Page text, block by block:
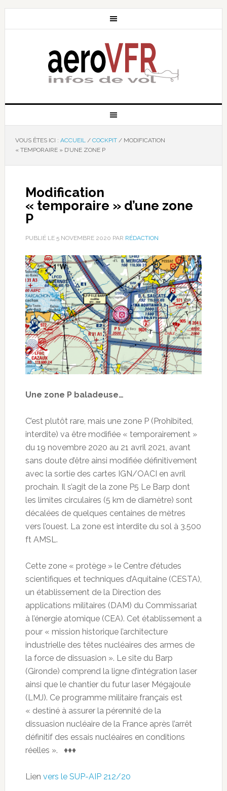
VOUS ÊTES ICI : ACCUEIL / COCKPIT /MODIFICATION
« TEMPORAIRE » D’UNE ZONE P
Modification
« temporaire » d’une zone
P
PUBLIÉ LE 5 NOVEMBRE 2020 PAR RÉDACTION
Une zone P baladeuse…
C’est plutôt rare, mais une zone P (Prohibited,
interdite) va être modifiée « temporairement »
du 19 novembre 2020 au 21 avril 2021, avant
sans doute d’être ainsi modifiée définitivement
avec la sortie des cartes IGN/OACI en avril
prochain. Il s’agit de la zone P5 Le Barp dont
les limites circulaires (5 km de diamètre) sont
décalées de quelques centaines de mètres
vers l’ouest. La zone est interdite du sol à 3.500
ft AMSL.
Cette zone « protège » le Centre d’études
scientifiques et techniques d’Aquitaine (CESTA),
un établissement de la Direction des
applications militaires (DAM) du Commissariat
à l’énergie atomique (CEA). Cet établissement a
pour « mission historique l’architecture
industrielle des têtes nucléaires des armes de
la force de dissuasion ». Le site du Barp
(Gironde) comprend la ligne d’intégration laser
ainsi que le chantier du futur laser Mégajoule
(LMJ). Ce programme militaire français est
« destiné à assurer la pérennité de la
dissuasion nucléaire de la France après l’arrêt
définitif des essais nucléaires en conditions
réelles ». ♦♦♦
Lien vers le SUP-AIP 212/20